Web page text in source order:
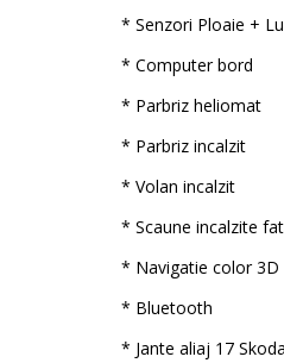
* Senzori Ploaie +
* Computer bord
* Parbriz heliomat
* Parbriz incalzit
* Volan incalzit
* Scaune incalzite
* Navigatie color 3D
* Bluetooth
* Jante aliaj 17 Skoda